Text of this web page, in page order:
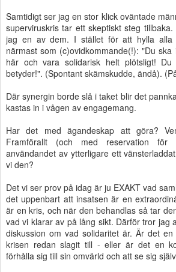
Samtidigt ser jag en stor klick oväntade
superviruskris tar ett skeptiskt steg
jag en av dem. I stället för att hylla alla
närmast som (c)ovidkommande(!): "Du
här och vara solidarisk helt plötsligt!
betyder!". (Spontant skämskudde, ändå).
Där synergin borde slå i taket blir det
kastas in i vågen av engagemang.
Har det med ägandeskap att göra?
Framförallt (och med reservation för
användandet av ytterligare ett
vi den?
Det vi ser prov på idag är ju EXAKT vad
det uppenbart att insatsen är en
är en kris, och när den behandlas så tar
vad vi klarar av på lång sikt. Därför tror jag
diskussion om vad solidaritet är. Är det
krisen redan slagit till - eller är det en
förhålla sig till sin omvärld och att se sig